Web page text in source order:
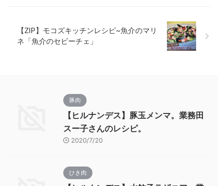
【ZIP】モコズキッチンレシピ~魚介のマリ
ネ「魚介のセビーチェ」
豚肉
【ヒルナンデス】豚玉メンマ。業務田
スー子さんのレシピ。
2020/7/20
ひき肉